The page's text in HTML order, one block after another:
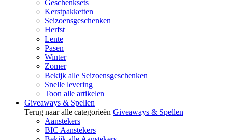
Geschenksets
Kerstpakketten
Seizoensgeschenken
Herfst
Lente
Pasen
Winter
Zomer
Bekijk alle Seizoensgeschenken
Snelle levering
Toon alle artikelen
Giveaways & Spellen
Terug naar alle categorieën Giveaways & Spellen
Aanstekers
BIC Aanstekers